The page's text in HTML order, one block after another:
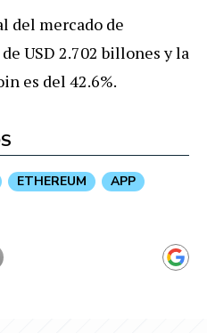
del mercado de
USD 2.702 billones y la
es del 42.6%.
ETHEREUM
APP